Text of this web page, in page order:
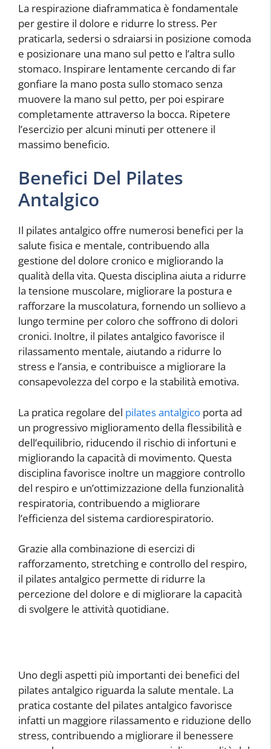
La respirazione diaframmatica è fondamentale
per gestire il dolore e ridurre lo stress. Per
praticarla, sedersi o sdraiarsi in posizione comoda
e posizionare una mano sul petto e l’altra sullo
stomaco. Inspirare lentamente cercando di far
gonfiare la mano posta sullo stomaco senza
muovere la mano sul petto, per poi espirare
completamente attraverso la bocca. Ripetere
l’esercizio per alcuni minuti per ottenere il
massimo beneficio.
Benefici Del Pilates
Antalgico
Il pilates antalgico offre numerosi benefici per la
salute fisica e mentale, contribuendo alla
gestione del dolore cronico e migliorando la
qualità della vita. Questa disciplina aiuta a ridurre
la tensione muscolare, migliorare la postura e
rafforzare la muscolatura, fornendo un sollievo a
lungo termine per coloro che soffrono di dolori
cronici. Inoltre, il pilates antalgico favorisce il
rilassamento mentale, aiutando a ridurre lo
stress e l’ansia, e contribuisce a migliorare la
consapevolezza del corpo e la stabilità emotiva.
La pratica regolare del pilates antalgico porta ad
un progressivo miglioramento della flessibilità e
dell’equilibrio, riducendo il rischio di infortuni e
migliorando la capacità di movimento. Questa
disciplina favorisce inoltre un maggiore controllo
del respiro e un’ottimizzazione della funzionalità
respiratoria, contribuendo a migliorare
l’efficienza del sistema cardiorespiratorio.
Grazie alla combinazione di esercizi di
rafforzamento, stretching e controllo del respiro,
il pilates antalgico permette di ridurre la
percezione del dolore e di migliorare la capacità
di svolgere le attività quotidiane.
Uno degli aspetti più importanti dei benefici del
pilates antalgico riguarda la salute mentale. La
pratica costante del pilates antalgico favorisce
infatti un maggiore rilassamento e riduzione dello
stress, contribuendo a migliorare il benessere